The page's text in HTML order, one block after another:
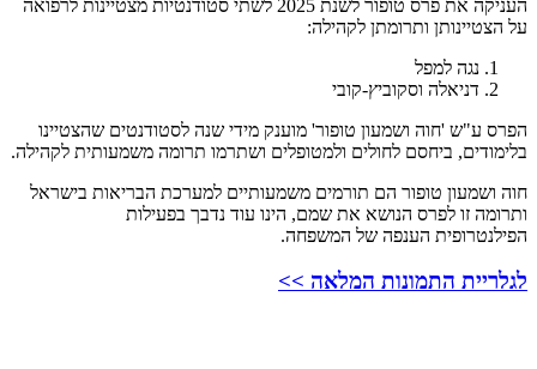
העניקה את פרס טופור לשנת 2025 לשתי סטודנטיות מצטיינות לרפואה
על הצטיינותן ותרומתן לקהילה:
נגה למפל
דניאלה וסקוביץ-קובי
הפרס ע"ש 'חוה ושמעון טופור' מוענק מידי שנה לסטודנטים שהצטיינו
בלימודים, ביחסם לחולים ולמטופלים ושתרמו תרומה משמעותית לקהילה.
חוה ושמעון טופור הם תורמים משמעותיים למערכת הבריאות בישראל
ותרומה זו לפרס הנושא את שמם, הינו עוד נדבך בפעילות
הפילנטרופית הענפה של המשפחה.
לגלריית התמונות המלאה >>